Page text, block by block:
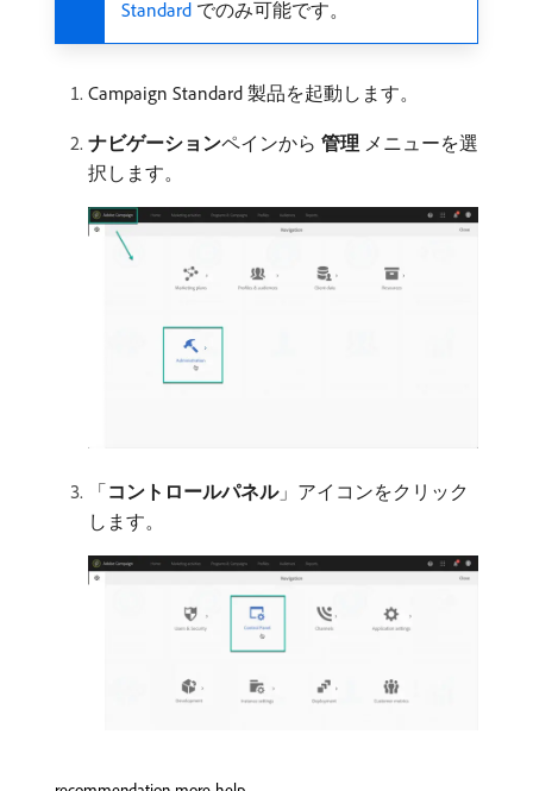
Standard でのみ可能です。
Campaign Standard 製品を起動します。
ナビゲーション​ペインから​ 管理 ​メニューを選
択します。
「コントロールパネル」アイコンをクリック
します。